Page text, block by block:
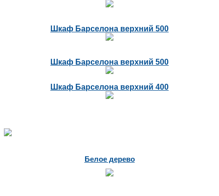
Шкаф Барселона верхний 500
Шкаф Барселона верхний 500
Шкаф Барселона верхний 400
Белое дерево